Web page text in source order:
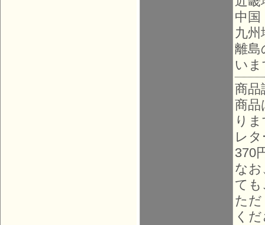
中国
九州
離島
い
商品
商品
り
レ
370
な
て
た
く